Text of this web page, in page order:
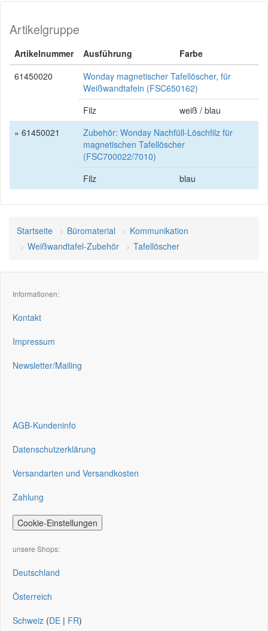
Artikelgruppe
Artikelnummer Ausführung
Farbe
61450020
Wonday magnetischer Tafellöscher, für
Weißwandtafeln (FSC650162)
Filz
weiß / blau
» 61450021
Zubehör: Wonday Nachfüll-Löschfilz für
magnetischen Tafellöscher
(FSC700022/7010)
Filz
blau
Startseite Büromaterial
Kommunikation
Weißwandtafel-Zubehör
Tafellöscher
Informationen:
Kontakt
Impressum
Newsletter/Mailing
AGB-Kundeninfo
Datenschutzerklärung
Versandarten und Versandkosten
Zahlung
Cookie-Einstellungen
unsere Shops:
Deutschland
Österreich
Schweiz (DE | FR)